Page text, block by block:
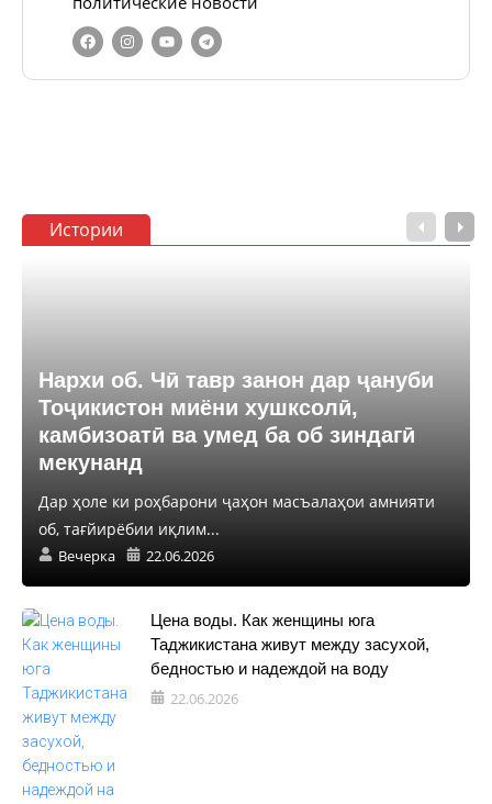
Истории
Нархи об. Чӣ тавр занон дар ҷануби
Тоҷикистон миёни хушксолӣ,
камбизоатӣ ва умед ба об зиндагӣ
мекунанд
Дар ҳоле ки роҳбарони ҷаҳон масъалаҳои амнияти
об, тағйирёбии иқлим...
Вечерка 22.06.2026
Цена воды. Как женщины юга
Таджикистана живут между засухой,
бедностью и надеждой на воду
22.06.2026